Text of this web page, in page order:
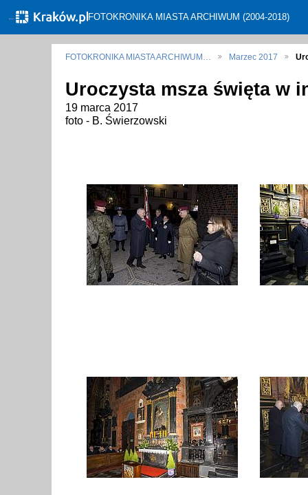
← FOTOKRONIKA MIASTA ARCHIWUM (2004-2018)
FOTOKRONIKA MIASTA ARCHIWUM… Marzec 2017
Uroczysta msza święta w
19 marca 2017
foto - B. Świerzowski